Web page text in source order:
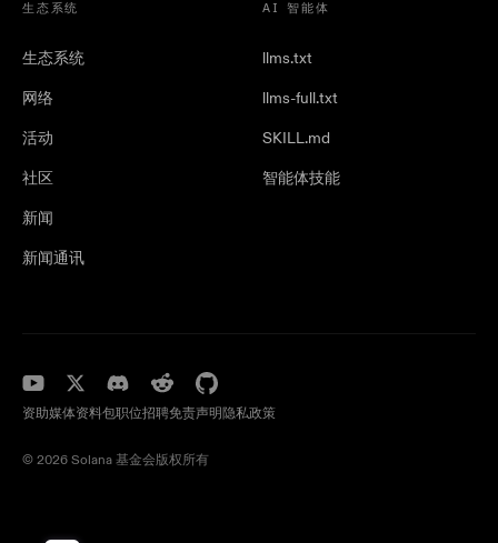
生态系统
生态系统
网络
活动
社区
新闻
新闻通讯
AI 智能体
llms.txt
llms-full.txt
SKILL.md
智能体技能
资助媒体资料包职位招聘免责声明 隐私政策
©️ 2026 Solana 基金会版权所有